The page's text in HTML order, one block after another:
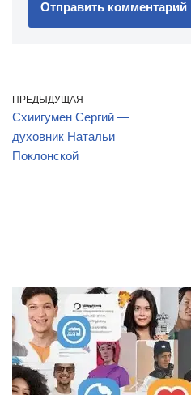
ПРЕДЫДУЩАЯ
Схиигумен Сергий —
духовник Натальи
Поклонской